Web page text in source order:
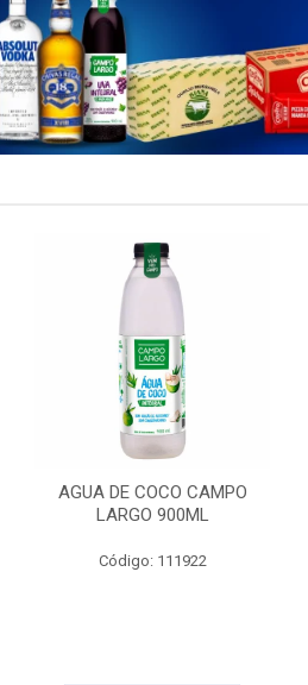
AGUA DE COCO CAMPO
LARGO 900ML
Código: 111922